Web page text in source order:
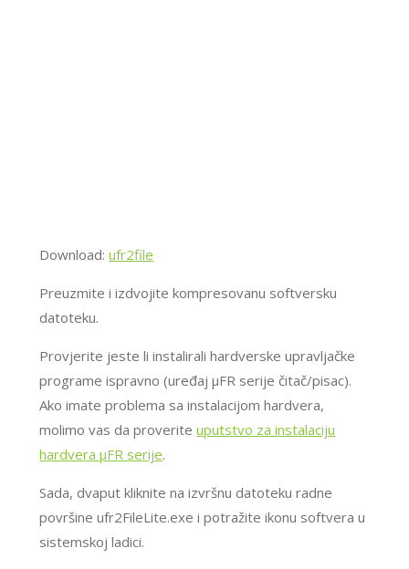
Download:ufr2file
Preuzmite i izdvojite kompresovanu softversku
datoteku.
Provjerite jeste li instalirali hardverske upravljačke
programe ispravno (uređaj μFR serije čitač/pisac).
Ako imate problema sa instalacijom hardvera,
molimo vas da proveriteuputstvo za instalaciju
hardvera μFR serije.
Sada, dvaput kliknite na izvršnu datoteku radne
površine ufr2FileLite.exe i potražite ikonu softvera u
sistemskoj ladici.